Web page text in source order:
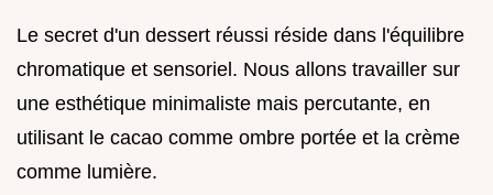
Le secret d'un dessert réussi réside dans l'équilibre
chromatique et sensoriel. Nous allons travailler sur
une esthétique minimaliste mais percutante, en
utilisant le cacao comme ombre portée et la crème
comme lumière.